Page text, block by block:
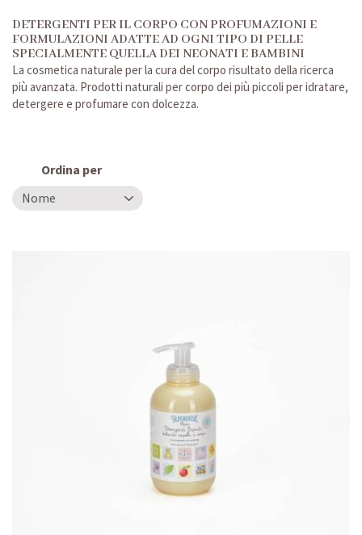
DETERGENTI PER IL CORPO CON PROFUMAZIONI E
FORMULAZIONI ADATTE AD OGNI TIPO DI PELLE
SPECIALMENTE QUELLA DEI NEONATI E BAMBINI
La cosmetica naturale per la cura del corpo risultato della ricerca
più avanzata. Prodotti naturali per corpo dei più piccoli per idratare,
detergere e profumare con dolcezza.
Ordina per